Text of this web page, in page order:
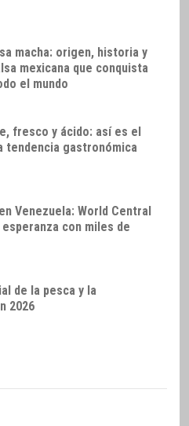
macha: origen, historia y
mexicana que conquista
el mundo
fresco y ácido: así es el
tendencia gastronómica
Venezuela: World Central
con miles de
de la pesca y la
2026